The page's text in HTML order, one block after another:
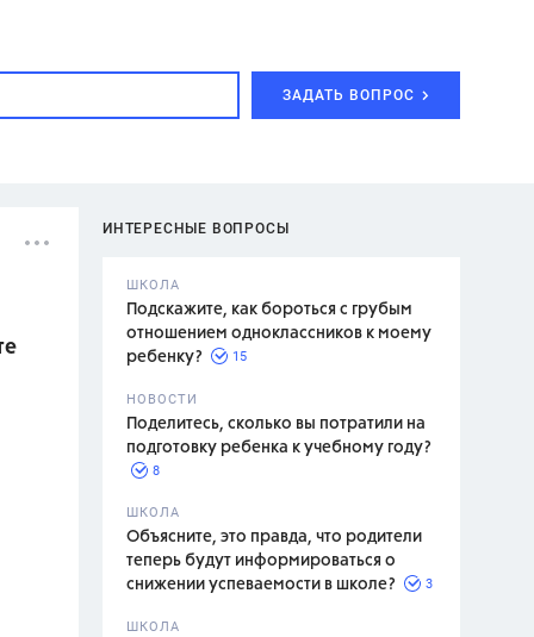
ЗАДАТЬ ВОПРОС
ИНТЕРЕСНЫЕ ВОПРОСЫ
ШКОЛА
Подскажите, как бороться с грубым
отношением одноклассников к моему
ребенку?
15
НОВОСТИ
Поделитесь, сколько вы потратили на
подготовку ребенка к учебному году?
8
ШКОЛА
Объясните, это правда, что родители
теперь будут информироваться о
снижении успеваемости в школе?
3
ШКОЛА